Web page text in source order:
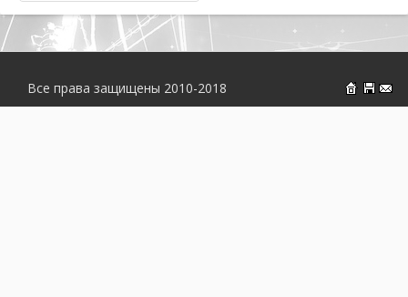
На
Все права защищены 2010-2018